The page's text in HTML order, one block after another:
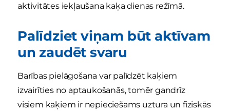
aktivitātes iekļaušana kaķa dienas režīmā.
Palīdziet viņam būt aktīvam
un zaudēt svaru
Barības pielāgošana var palīdzēt kaķiem
izvairīties no aptaukošanās, tomēr gandrīz
visiem kaķiem ir nepieciešams uztura un fiziskās